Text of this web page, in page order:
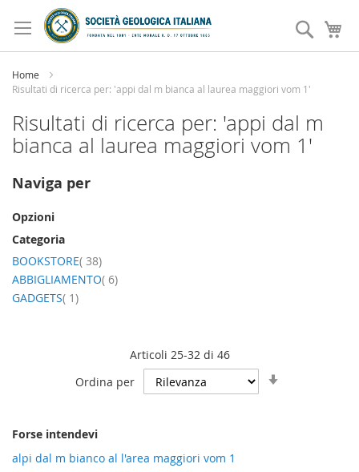
al
contenuto
Search
Home
Risultati di ricerca per: 'appi dal m bianca al laurea maggiori vom 1'
Risultati di ricerca per: 'appi dal m
bianca al laurea maggiori vom 1'
Articoli 25-32di 46
Ordina per
Forse intendevi
alpi dal m bianco al l'area maggiori vom 1
Naviga per
Opzioni
Categoria
BOOKSTORE 38elemento
ABBIGLIAMENTO 6elemento
GADGETS 1elemento